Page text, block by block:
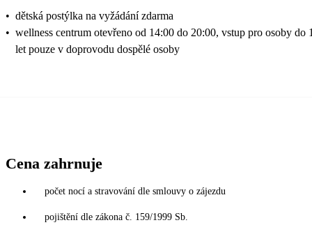
• dětská postýlka na vyžádání zdarma
• wellness centrum otevřeno od 14:00 do 20:00, vstup pro osoby do
let pouze v doprovodu dospělé osoby
Cena zahrnuje
počet nocí a stravování dle smlouvy o zájezdu
pojištění dle zákona č. 159/1999 Sb.